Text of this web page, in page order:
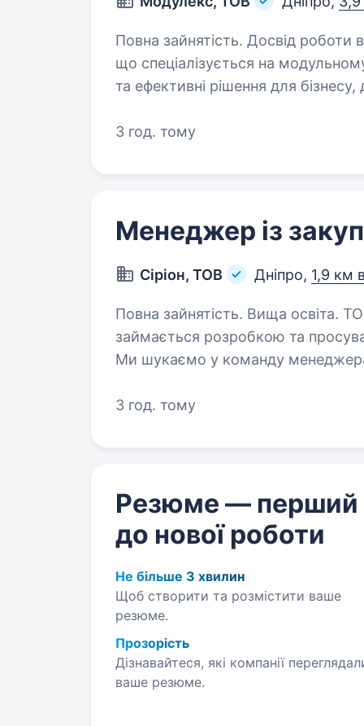
Повна зайнятість. Досвід роботи від 1 року. Ми —
що спеціалізується на
та ефективні рішення для
3 год. тому
Менеджер із
Сіріон, ТОВ Дніпро, 1,9 км
Повна зайнятість. Вища освіта. ТОВ «СІРІОН» — інноваційна компанія, яка
займається розробкою та
Ми шукаємо у команду менеджера із
3 год. тому
Резюме — перший
до нової роботи
Не більше 3 хвилин
Щоб створити та розмістити ваше
резюме.
Прозорість
Дізнавайтеся, які компанії
ваше резюме.